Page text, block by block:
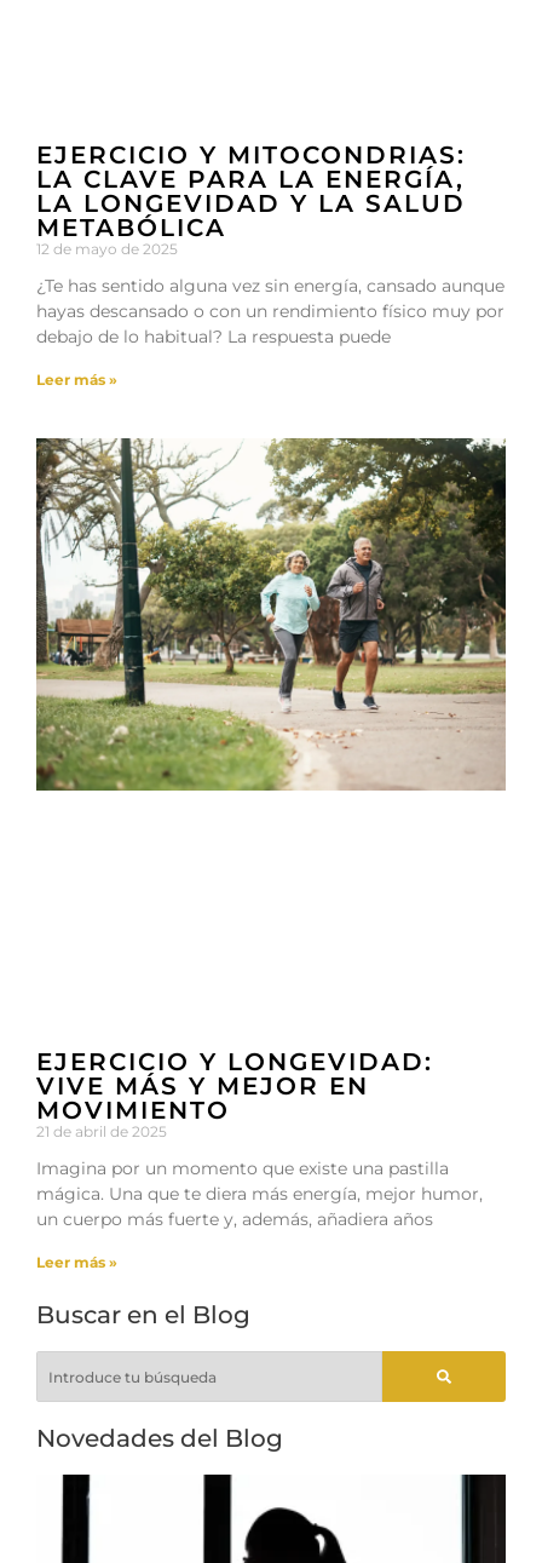
EJERCICIO Y MITOCONDRIAS:
LA CLAVE PARA LA ENERGÍA,
LA LONGEVIDAD Y LA SALUD
METABÓLICA
12 de mayo de 2025
¿Te has sentido alguna vez sin energía, cansado aunque
hayas descansado o con un rendimiento físico muy por
debajo de lo habitual? La respuesta puede
Leer más »
EJERCICIO Y LONGEVIDAD:
VIVE MÁS Y MEJOR EN
MOVIMIENTO
21 de abril de 2025
Imagina por un momento que existe una pastilla
mágica. Una que te diera más energía, mejor humor,
un cuerpo más fuerte y, además, añadiera años
Leer más »
Buscar en el Blog
Novedades del Blog